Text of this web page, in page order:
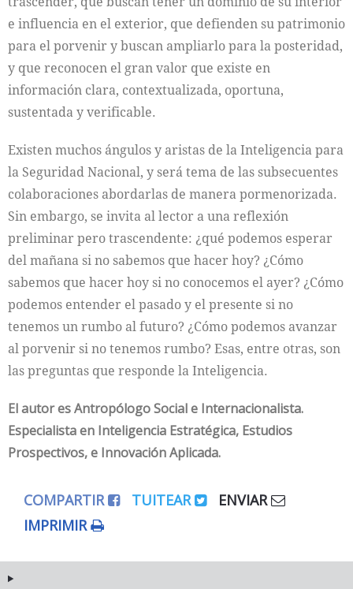
e influencia en el exterior, que defienden su patrimonio
para el porvenir y buscan ampliarlo para la posteridad,
y que reconocen el gran valor que existe en
información clara, contextualizada, oportuna,
sustentada y verificable.
Existen muchos ángulos y aristas de la Inteligencia para
la Seguridad Nacional, y será tema de las subsecuentes
colaboraciones abordarlas de manera pormenorizada.
Sin embargo, se invita al lector a una reflexión
preliminar pero trascendente: ¿qué podemos esperar
del mañana si no sabemos que hacer hoy? ¿Cómo
sabemos que hacer hoy si no conocemos el ayer? ¿Cómo
podemos entender el pasado y el presente si no
tenemos un rumbo al futuro? ¿Cómo podemos avanzar
al porvenir si no tenemos rumbo? Esas, entre otras, son
las preguntas que responde la Inteligencia.
El autor es Antropólogo Social e Internacionalista.
Especialista en Inteligencia Estratégica, Estudios
Prospectivos, e Innovación Aplicada.
COMPARTIR TUITEAR
ENVIAR
IMPRIMIR